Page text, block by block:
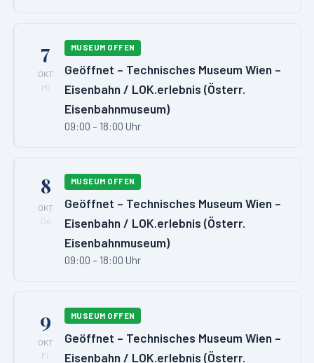
7
OKT
Mi
MUSEUM OFFEN
Geöffnet – Technisches Museum Wien –
Eisenbahn / LOK.erlebnis (Österr.
Eisenbahnmuseum)
09:00 – 18:00 Uhr
8
OKT
Do
MUSEUM OFFEN
Geöffnet – Technisches Museum Wien –
Eisenbahn / LOK.erlebnis (Österr.
Eisenbahnmuseum)
09:00 – 18:00 Uhr
9
OKT
Fr
MUSEUM OFFEN
Geöffnet – Technisches Museum Wien –
Eisenbahn / LOK.erlebnis (Österr.